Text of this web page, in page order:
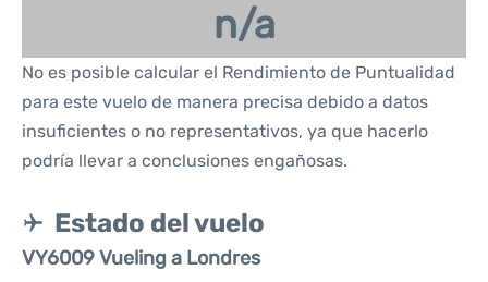
n/a
No es posible calcular el Rendimiento de Puntualidad
para este vuelo de manera precisa debido a datos
insuficientes o no representativos, ya que hacerlo
podría llevar a conclusiones engañosas.
Estado del vuelo
VY6009 Vueling a Londres